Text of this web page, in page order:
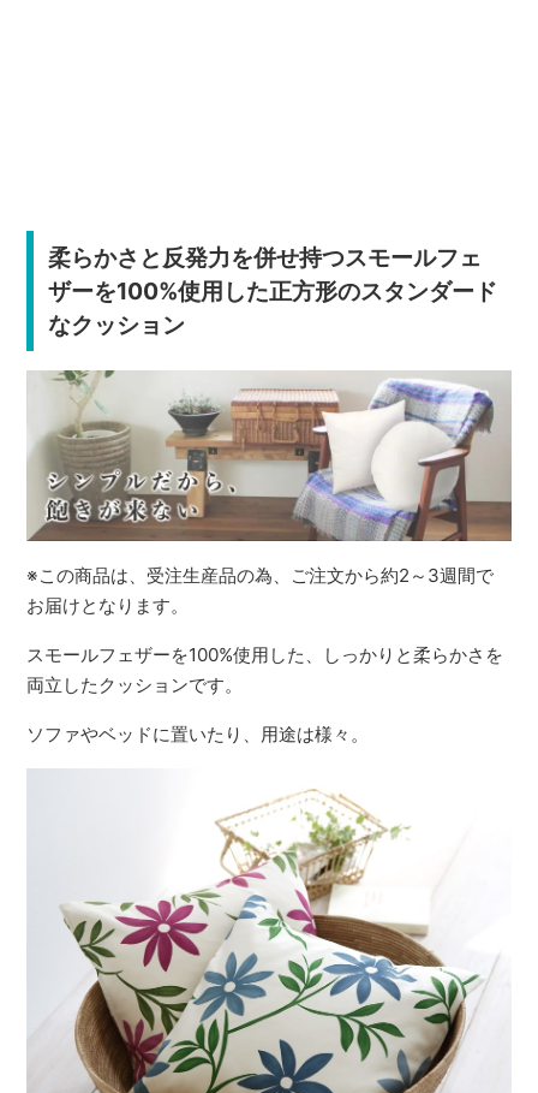
柔らかさと反発力を併せ持つスモールフェ
ザーを100%使用した正方形のスタンダード
なクッション
※この商品は、受注生産品の為、ご注文から約2～3週間で
お届けとなります。
スモールフェザーを100%使用した、しっかりと柔らかさを
両立したクッションです。
ソファやベッドに置いたり、用途は様々。